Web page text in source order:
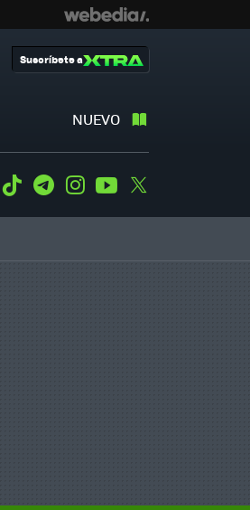
NUEVO
Suscríbete a
WhatsApp
Tiktok TelegramInstagramYoutube